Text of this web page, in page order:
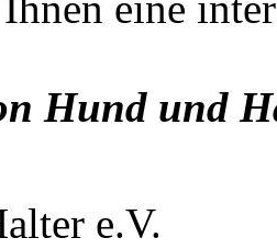
Hund und
e.V.